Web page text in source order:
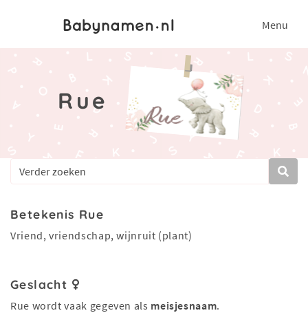
Menu
Rue
Betekenis Rue
Vriend, vriendschap, wijnruit (plant)
Geslacht
Rue wordt vaak gegeven als meisjesnaam.